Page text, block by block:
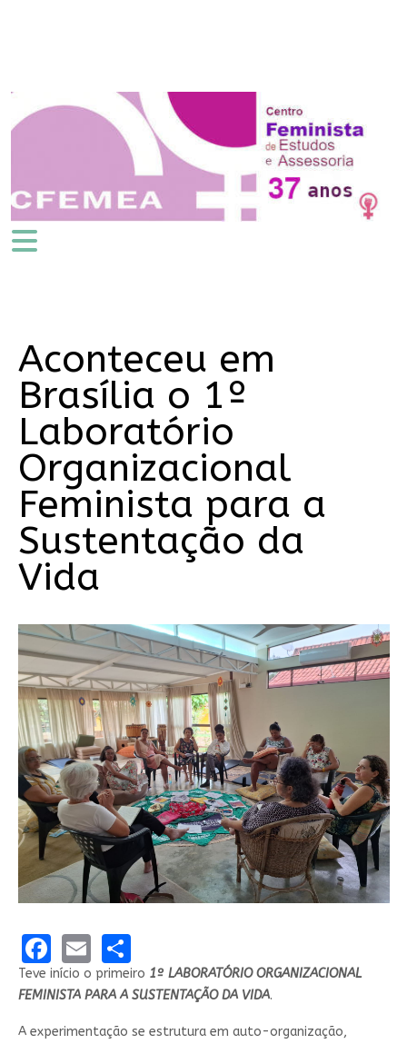
Aconteceu em
Brasília o 1º
Laboratório
Organizacional
Feminista para a
Sustentação da
Vida
Facebook
EmailShare
Teve início o primeiro 1º LABORATÓRIO ORGANIZACIONAL
FEMINISTA PARA A SUSTENTAÇÃO DA VIDA.
A experimentação se estrutura em auto-organização,